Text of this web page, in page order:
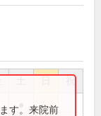
祝
す。来院前